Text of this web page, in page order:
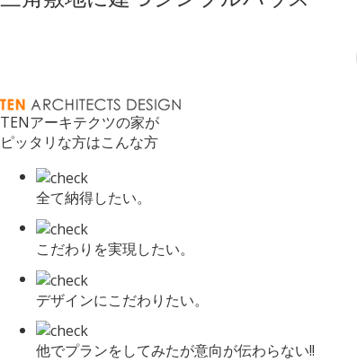
TENアーキテクツの家が
ピッタリな方はこんな方
全て納得したい。
こだわりを実現したい。
デザインにこだわりたい。
他でプランをしてみたが意向が伝わらない!!